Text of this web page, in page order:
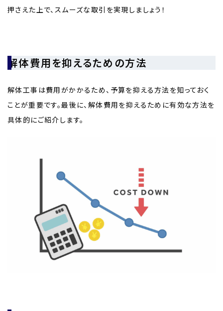
押さえた上で、スムーズな取引を実現しましょう！
解体費用を抑えるための方法
解体工事は費用がかかるため、予算を抑える方法を知っておく
ことが重要です。最後に、解体費用を抑えるために有効な方法を
具体的にご紹介します。